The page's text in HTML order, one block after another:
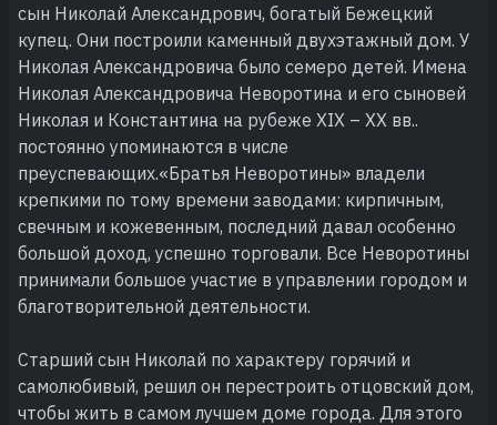
сын Николай Александрович, богатый Бежецкий
купец. Они построили каменный двухэтажный дом. У
Николая Александровича было семеро детей. Имена
Николая Александровича Неворотина и его сыновей
Николая и Константина на рубеже XIX – XX вв..
постоянно упоминаются в числе
преуспевающих.«Братья Неворотины» владели
крепкими по тому времени заводами: кирпичным,
свечным и кожевенным, последний давал особенно
большой доход, успешно торговали. Все Неворотины
принимали большое участие в управлении городом и
благотворительной деятельности.
Старший сын Николай по характеру горячий и
самолюбивый, решил он перестроить отцовский дом,
чтобы жить в самом лучшем доме города. Для этого